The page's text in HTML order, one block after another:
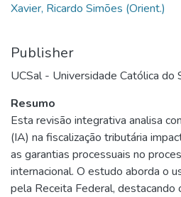
Xavier, Ricardo Simões (Orient.)
Publisher
UCSal - Universidade Católica do
Resumo
Esta revisão integrativa analisa
(IA) na fiscalização tributária
as garantias processuais no
internacional. O estudo aborda o
pela Receita Federal, destacando